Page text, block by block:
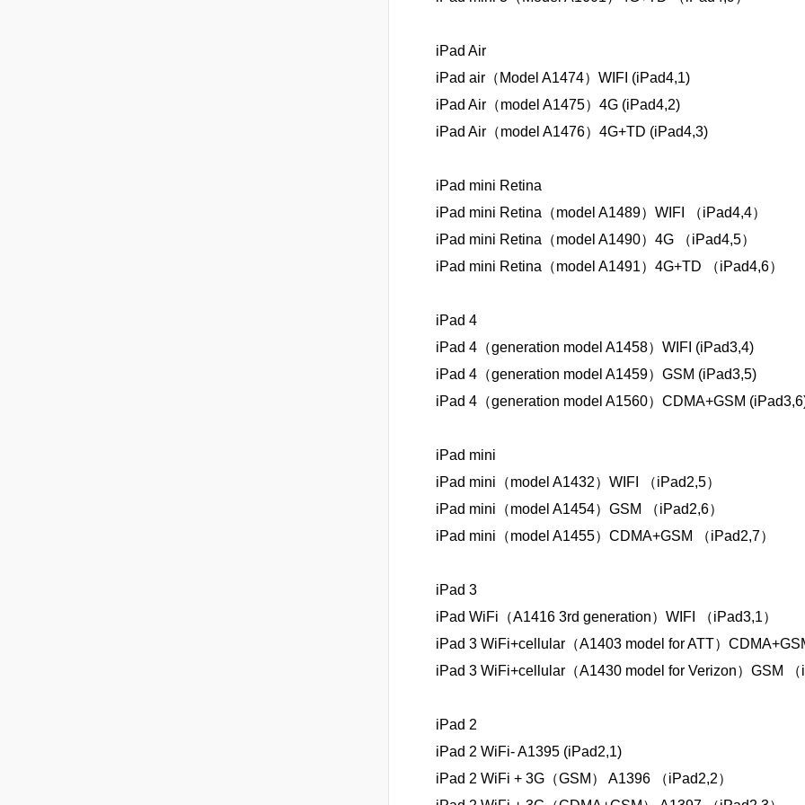
iPad Air
iPad air（Model A1474）WIFI (iPad4,1)
iPad Air（model A1475）4G (iPad4,2)
iPad Air（model A1476）4G+TD (iPad4,3)
iPad mini Retina
iPad mini Retina（model A1489）WIFI （iPad4,4）
iPad mini Retina（model A1490）4G （iPad4,5）
iPad mini Retina（model A1491）4G+TD （iPad4,6）
iPad 4
iPad 4（generation model A1458）WIFI (iPad3,4)
iPad 4（generation model A1459）GSM (iPad3,5)
iPad 4（generation model A1560）CDMA+GSM
iPad mini
iPad mini（model A1432）WIFI （iPad2,5）
iPad mini（model A1454）GSM （iPad2,6）
iPad mini（model A1455）CDMA+GSM （iPad2,7）
iPad 3
iPad WiFi（A1416 3rd generation）WIFI （iPad3,1）
iPad 3 WiFi+cellular（A1403 model for ATT）
iPad 3 WiFi+cellular（A1430 model for Verizon）GSM
iPad 2
iPad 2 WiFi- A1395 (iPad2,1)
iPad 2 WiFi + 3G（GSM） A1396 （iPad2,2）